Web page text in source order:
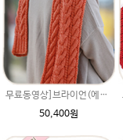
무료동영상]브라이언(에이미울) 크리스마스 이벤트선물 뜨개질 손뜨개질 커플 남여목도리패키지 뜨기도안 동영상/목도리만들기/목도리
50,400원